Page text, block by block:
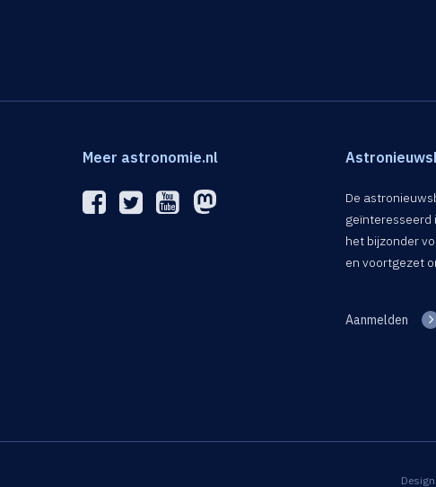
Meer astronomie.nl
De
geïnteresseerd
het bijzonder
en voortgezet
Aanmelden